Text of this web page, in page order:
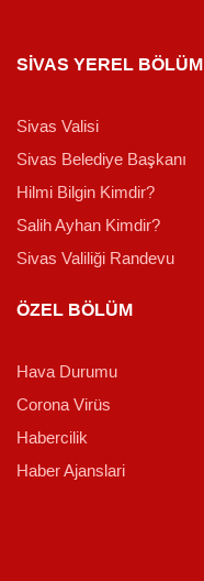
SİVAS YEREL BÖLÜM
Sivas Valisi
Sivas Belediye Başkanı
Hilmi Bilgin Kimdir?
Salih Ayhan Kimdir?
Sivas Valiliği Randevu
ÖZEL BÖLÜM
Hava Durumu
Corona Virüs
Habercilik
Haber Ajanslari